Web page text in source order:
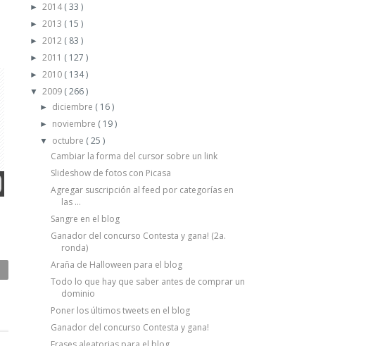
► 2014( 33 )
► 2013 ( 15 )
► 2012 ( 83 )
► 2011 ( 127 )
► 2010 ( 134 )
▼ 2009 ( 266 )
► diciembre ( 16 )
► noviembre ( 19 )
▼ octubre ( 25 )
Cambiar la forma del cursor sobre un link
Slideshow de fotos con Picasa
Agregar suscripción al feed por categorías en
las ...
Sangre en el blog
Ganador del concurso Contesta y gana! (2a.
ronda)
Araña de Halloween para el blog
Todo lo que hay que saber antes de comprar un
dominio
Poner los últimos tweets en el blog
Ganador del concurso Contesta y gana!